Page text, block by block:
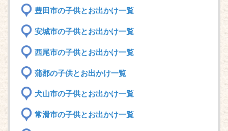
豊田市の子供とお出かけ一覧
安城市の子供とお出かけ一覧
西尾市の子供とお出かけ一覧
蒲郡の子供とお出かけ一覧
犬山市の子供とお出かけ一覧
常滑市の子供とお出かけ一覧